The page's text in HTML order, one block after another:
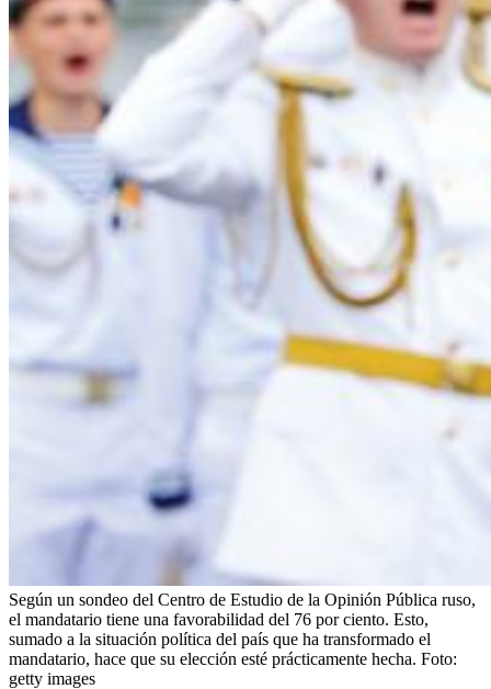
Según un sondeo del Centro de Estudio de la Opinión Pública ruso,
el mandatario tiene una favorabilidad del 76 por ciento. Esto,
sumado a la situación política del país que ha transformado el
mandatario, hace que su elección esté prácticamente hecha. Foto:
getty images